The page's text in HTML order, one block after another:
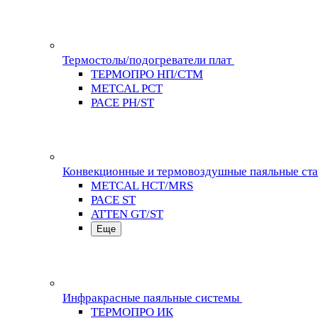
Термостолы/подогреватели плат
ТЕРМОПРО НП/СТМ
METCAL PCT
PACE PH/ST
Конвекционные и термовоздушные паяльные
METCAL HCT/MRS
PACE ST
ATTEN GT/ST
Еще
Инфракрасные паяльные системы
ТЕРМОПРО ИК